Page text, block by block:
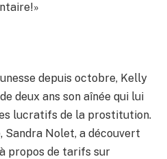
depuis octobre, Kelly
deux ans son aînée qui lui
lucratifs de la prostitution.
Sandra Nolet, a découvert
propos de tarifs sur